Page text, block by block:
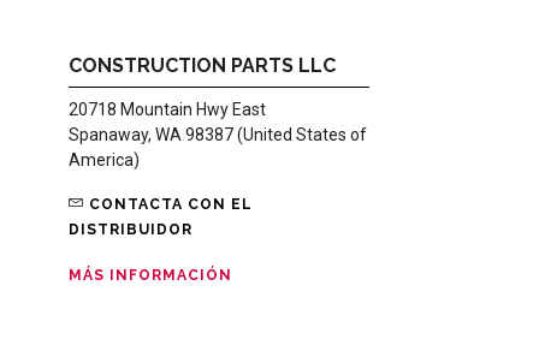
CONSTRUCTION PARTS LLC
20718 Mountain Hwy East
Spanaway, WA 98387 (United States of
America)
CONTACTA CON EL
DISTRIBUIDOR
MÁS INFORMACIÓN